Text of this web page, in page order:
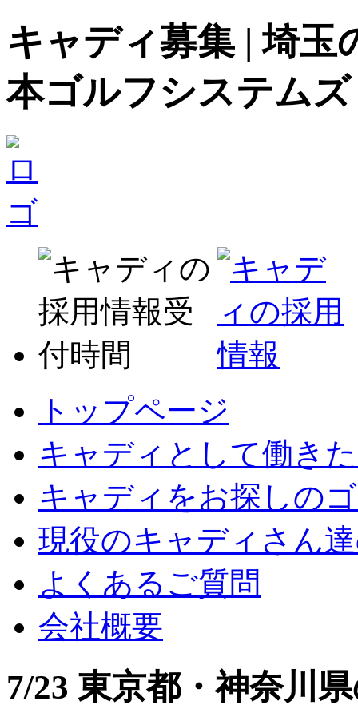
キャディ募集 | 埼玉
本ゴルフシステムズ
トップページ
キャディとして働き
キャディをお探しの
現役のキャディさん
よくあるご質問
会社概要
7/23 東京都・神奈川